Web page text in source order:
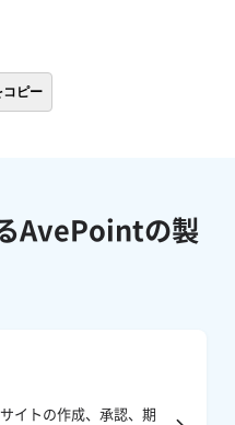
ピー
AvePointの製
イトの作成、承認、期